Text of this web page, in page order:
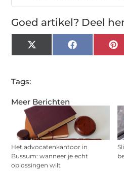
Meer Berichten
Het advocatenkantoor in
Bussum: wanneer je echt
oplossingen wilt
Goed artikel? Deel
X
(Twitter)
Facebook
Tags: